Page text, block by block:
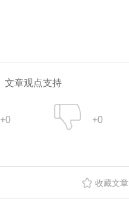
文章观点支持
+0 +0
收藏文章